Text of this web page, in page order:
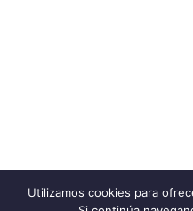
Utilizamos cookies para